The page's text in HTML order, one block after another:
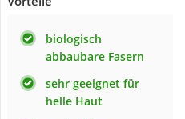
biologisch
abbaubare Fasern
sehr geeignet für
helle Haut